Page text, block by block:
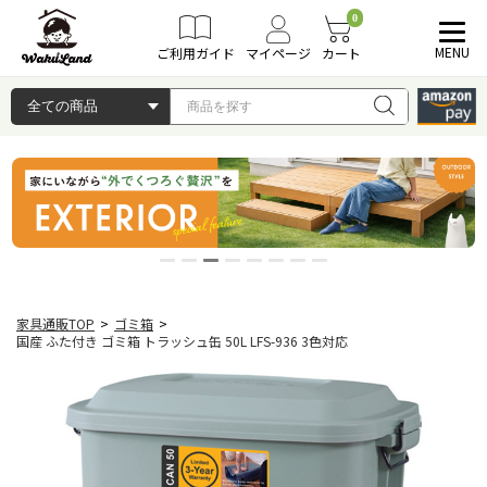
ご利用ガイド マイページ
0
カート MENU
家具通販TOP > ゴミ箱 >
国産 ふた付き ゴミ箱 トラッシュ缶 50L LFS-936 3色対応